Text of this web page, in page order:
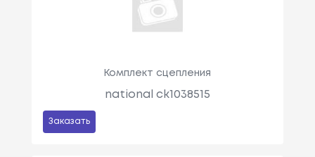
Комплект сцепления
national ck1038515
Заказать